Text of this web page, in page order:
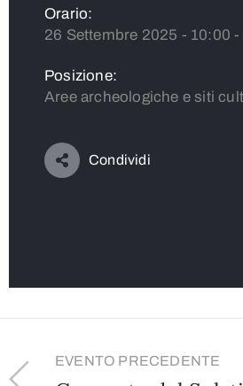
Orario:
26 Settembre 2025 - 10:00 -
Posizione:
Aree archeologiche e siti
Condividi
EVENTO PRECEDENTE